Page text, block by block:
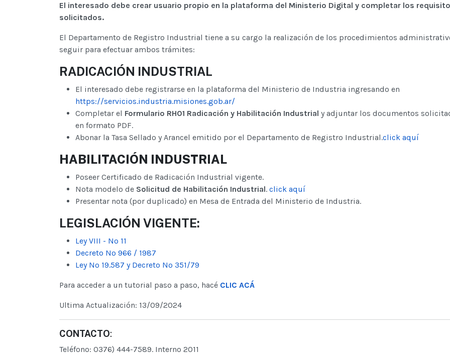
El interesado debe crear usuario propio en la plataforma del Ministerio Digital y completar los
solicitados.
El Departamento de Registro Industrial tiene a su cargo la realización de los procedimientos
seguir para efectuar ambos trámites:
RADICACIÓN INDUSTRIAL
El interesado debe registrarse en la plataforma del Ministerio de Industria ingresando en
https://servicios.industria.misiones.gob.ar/
Completar el Formulario RH01 Radicación y Habilitación Industrial y adjuntar los documentos
en formato PDF.
Abonar la Tasa Sellado y Arancel emitido por el Departamento de Registro Industrial.click aquí
HABILITACIÓN INDUSTRIAL
Poseer Certificado de Radicación Industrial vigente.
Nota modelo de Solicitud de Habilitación Industrial. click aquí
Presentar nota (por duplicado) en Mesa de Entrada del Ministerio de Industria.
LEGISLACIÓN VIGENTE:
Ley VIII - Nº 11
Decreto Nº 966 / 1987
Ley Nº 19.587 y Decreto Nº 351/79
Para acceder a un tutorial paso a paso, hacé CLIC ACÁ
Ultima Actualización: 13/09/2024
CONTACTO:
Teléfono: 0376) 444-7589. Interno 2011